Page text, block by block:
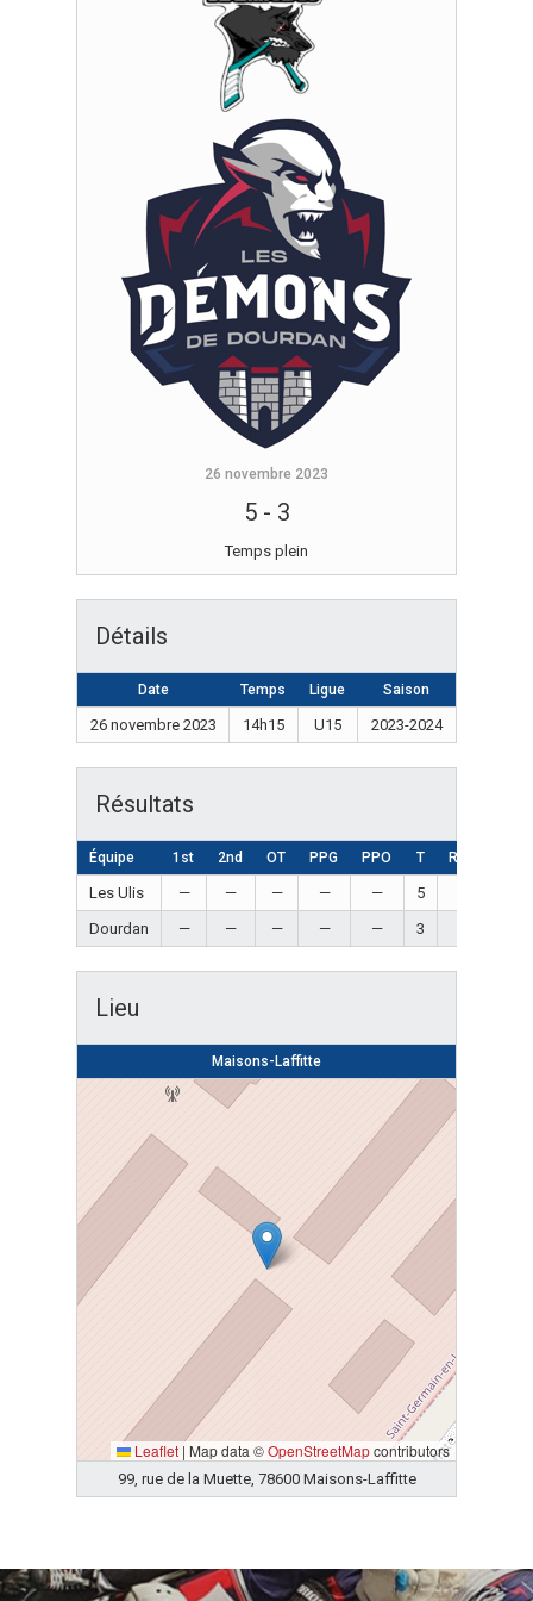
26 novembre 2023
5- 3
Temps plein
Détails
Date Temps Ligue Saison
26 novembre 2023 14h15 U15 2023-2024
Résultats
Équipe 1st 2nd OT PPG PPO T Résultat
Les Ulis — — — — — 5
Dourdan
— — — — — 3
Lieu
Maisons-Laffitte
Leaflet | Map data ©OpenStreetMapcontributors
99, rue de la Muette, 78600 Maisons-Laffitte